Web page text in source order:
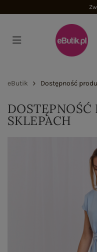
eButik Dostępność
SKLEPACH